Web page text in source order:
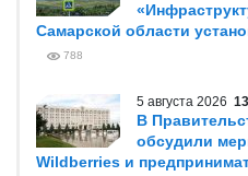
Самарской области
788
5 августа 2026
В
обсудили
Wildberries и